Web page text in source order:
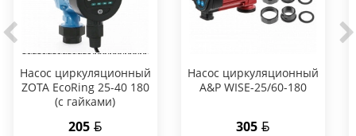
Насос циркуляционный
ZOTA EcoRing 25-40 180
(с гайками)
205
Насос циркуляционный
A&P WISE-25/60-180
305